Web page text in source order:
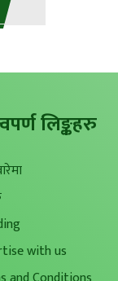
लिङ्कहरु
with us